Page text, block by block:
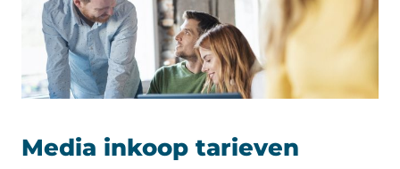
Media inkoop tarieven